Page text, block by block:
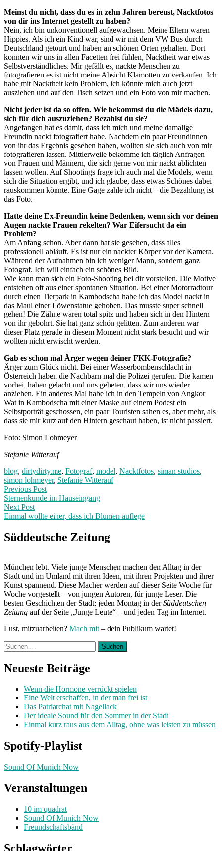
Meinst du nicht, dass du es in zehn Jahren bereust, Nacktfotos
von dir ins Internet gestellt zu haben?
Nein, ich bin unkonventionell aufgewachsen. Meine Eltern waren
Hippies. Als ich ein Kind war, sind wir mit dem VW Bus durch
Deutschland getourt und haben an schönen Orten gehalten. Dort
konnten wir uns in allen Facetten frei fühlen, Nacktheit war etwas
Selbstverständliches. Mir gefällt es, nackte Menschen zu
fotografieren es ist nicht meine Absicht Klamotten zu verkaufen. Ich
habe mit Nacktheit kein Problem, ich könnte mich auch jetzt
ausziehen und auf den Tisch setzen und ein Foto von mir machen.
Nicht jeder ist da so offen. Wie bekommst du die Mädels dazu,
sich für dich auszuziehen? Bezahlst du sie?
Angefangen hat es damit, dass ich mich und meine damalige
Freundin nackt fotografiert habe. Nachdem ein paar Freundinnen
von ihr das Ergebnis gesehen haben, wollten sie sich auch von mir
fotografieren lassen. Mittlerweile bekomme ich täglich Anfragen
von Frauen und Männern, die sich gerne von mir nackt ablichten
lassen wollen. Auf Shootings frage ich auch mal die Models, wenn
sich die Situation ergibt, und ich glaube, dass etwas Schönes dabei
rauskommen könnte. Eine Gage zahle ich nicht – die Bezahlung ist
das Foto.
Hatte deine Ex-Freundin keine Bedenken, wenn sich vor deinen
Augen nackte Frauen rekelten? War Eifersucht da ein
Problem?
Am Anfang schon. Aber dann hat sie gesehen, dass alles
professionell abläuft. Es ist nur ein nackter Körper vor der Kamera.
Während der Aufnahmen bin ich weniger Mann, sondern ganz
Fotograf. Ich will einfach ein schönes Bild.
Wie kann man sich ein Foto-Shooting bei dir vorstellen. Die Motive
entstehen oft aus einer spontanen Situation. Bei einer Motorradtour
durch einen Tierpark in Kambodscha habe ich das Model nackt in
das Maul einer Löwenstatue gehoben. Das musste super schnell
gehen! Die Zähne waren total spitz und haben sich in den Hintern
von ihr gebohrt. Sie hat ganz schön gelitten. Zum anderen war
dieser Platz gerade in diesem Moment nicht stark besucht und wir
wollten nicht erwischt werden.
Gab es schon mal Ärger wegen deiner FKK-Fotografie?
Ärger zum Glück nicht. Bei einer Wasserbombenschlacht in
Österreich haben die Nachbarn mal die Polizei gerufen. Die kamen
vorbei, haben gelacht und uns gebeten, dass wir uns wieder
anziehen. Ein anderes Mal habe ich in den Tempeln von Angkor
Wat in Kambodscha mit einer Maske auf einem Podest ein
Selbstporträt geschossen, ein paar Touristen sahen es, aber mehr, als
dass sie mir kurz auf den Hintern geschaut haben, ist nicht passiert.
Foto: Simon Lohmeyer
Stefanie Witterauf
blog, dirtydirty.me, Fotograf, model, Nacktfotos, siman studios,
simon lohmeyer, Stefanie Witterauf
Post
navigation
Previous PostPrevious
post:
Sternenkunde im Hauseingang
Next Post
Einmal wollte einer, dass ich Blumen auflege
Post:
Süddeutsche Zeitung
München lebt. Viele junge Menschen machen den Alltag in der
Stadt und im Umland mit ihren Ideen, mit ihren Projekten und ihrer
Kunst spannend. Diese Macher werden auf dieser Seite Woche für
Woche vorgestellt – von jungen Autoren, für junge Leser. Die
besten Geschichten der Stadt: jeden Montag in derSüddeutschen
Zeitung auf der Seite „Junge Leute“ – und jeden Tag im Internet.
Lust, mitzuarbeiten? Mach mit – dein Publikum wartet!
Suchen
nach:
Neueste Beiträge
Wenn die Hormone verrückt spielen
Eine Welt erschaffen, in der man frei ist
Das Patriarchat mit Nagellack
Der ideale Sound für den Sommer in der Stadt
Einmal kurz raus aus dem Alltag, ohne was leisten zu müssen
Spotify-Playlist
Sound Of Munich Now
Veranstaltungen
10 im quadrat
Sound Of Munich Now
Freundschaftsbänd
Schlagwörter